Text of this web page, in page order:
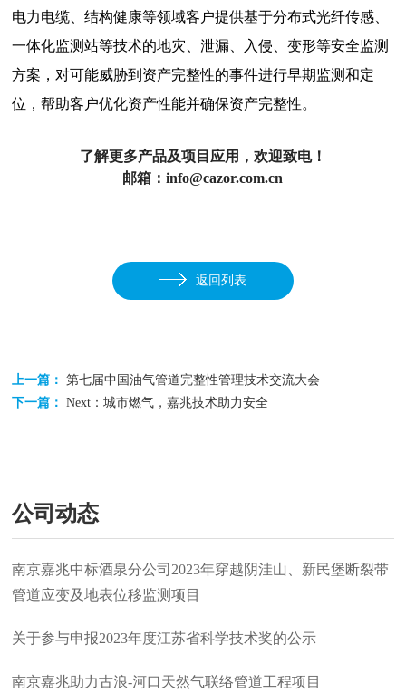
电力电缆、结构健康等领域客户提供基于分布式光纤传感、
一体化监测站等技术的地灾、泄漏、入侵、变形等安全监测
方案，对可能威胁到资产完整性的事件进行早期监测和定
位，帮助客户优化资产性能并确保资产完整性。
了解更多产品及项目应用，欢迎致电！
邮箱：info@cazor.com.cn
返回列表
上一篇：第七届中国油气管道完整性管理技术交流大会
下一篇：Next：城市燃气，嘉兆技术助力安全
公司动态
南京嘉兆中标酒泉分公司2023年穿越阴洼山、新民堡断裂带
管道应变及地表位移监测项目
关于参与申报2023年度江苏省科学技术奖的公示
南京嘉兆助力古浪-河口天然气联络管道工程项目